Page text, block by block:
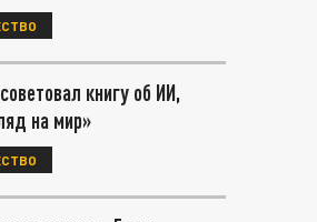
книгу об ИИ,
на мир»